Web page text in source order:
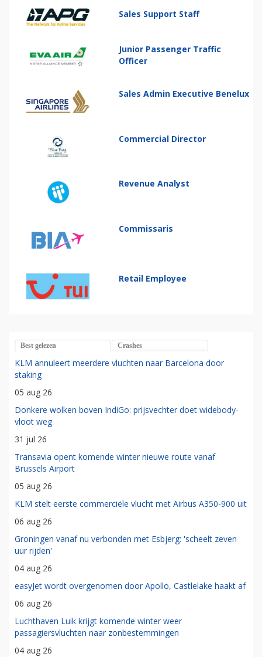
Sales Support Staff
Junior Passenger Traffic
Officer
Sales Admin Executive Benelux
Commercial Director
Revenue Analyst
Commissaris
Retail Employee
Best gelezen Crashes
KLM annuleert meerdere vluchten naar Barcelona door
staking
05 aug 26
Donkere wolken boven IndiGo: prijsvechter doet widebody-
vloot weg
31 jul 26
Transavia opent komende winter nieuwe route vanaf
Brussels Airport
05 aug 26
KLM stelt eerste commerciële vlucht met Airbus A350-900 uit
06 aug 26
Groningen vanaf nu verbonden met Esbjerg: 'scheelt zeven
uur rijden'
04 aug 26
easyJet wordt overgenomen door Apollo, Castlelake haakt af
06 aug 26
Luchthaven Luik krijgt komende winter weer
passagiersvluchten naar zonbestemmingen
04 aug 26